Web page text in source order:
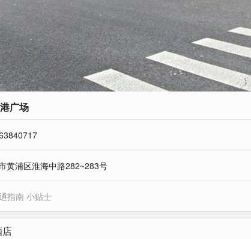
广场
黄浦区淮海中路282~283号
指南 小贴士